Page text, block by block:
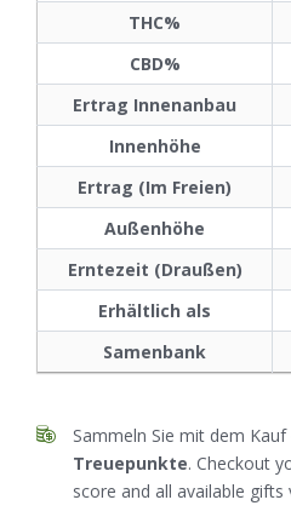
THC%
CBD%
Ertrag Innenanbau
Innenhöhe
Ertrag (Im Freien)
Außenhöhe
Erntezeit (Draußen)
Erhältlich als
Samenbank
Sammeln Sie mit dem
Treuepunkte. Checkout
score and all available gifts